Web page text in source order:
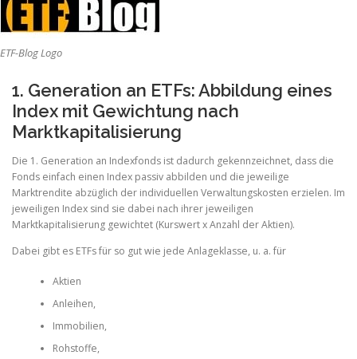
ETF-Blog Logo
1. Generation an ETFs: Abbildung eines
Index mit Gewichtung nach
Marktkapitalisierung
Die 1. Generation an Indexfonds ist dadurch gekennzeichnet, dass die
Fonds einfach einen Index passiv abbilden und die jeweilige
Marktrendite abzüglich der individuellen Verwaltungskosten erzielen. Im
jeweiligen Index sind sie dabei nach ihrer jeweiligen
Marktkapitalisierung gewichtet (Kurswert x Anzahl der Aktien).
Dabei gibt es ETFs für so gut wie jede Anlageklasse, u. a. für
Aktien
Anleihen,
Immobilien,
Rohstoffe,